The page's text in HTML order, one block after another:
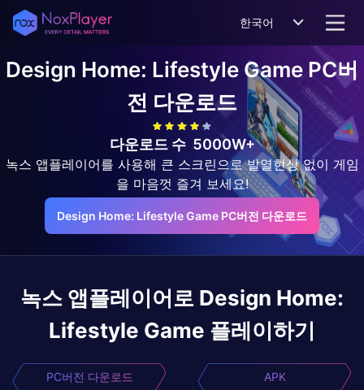
한국어
Design Home: Lifestyle Game PC버
전 다운로드
다운로드 수 5000W+
녹스 앱플레이어를 사용해 큰 스크린으로 발열현상 없이 게임
을 마음껏 즐겨 보세요!
Design Home: Lifestyle Game PC버전 다운로드
녹스 앱플레이어로 Design Home:
Lifestyle Game 플레이하기
PC버전 다운로드 APK